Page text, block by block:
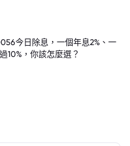
今日除息，一個年息2%、一
10%，你該怎麼選？